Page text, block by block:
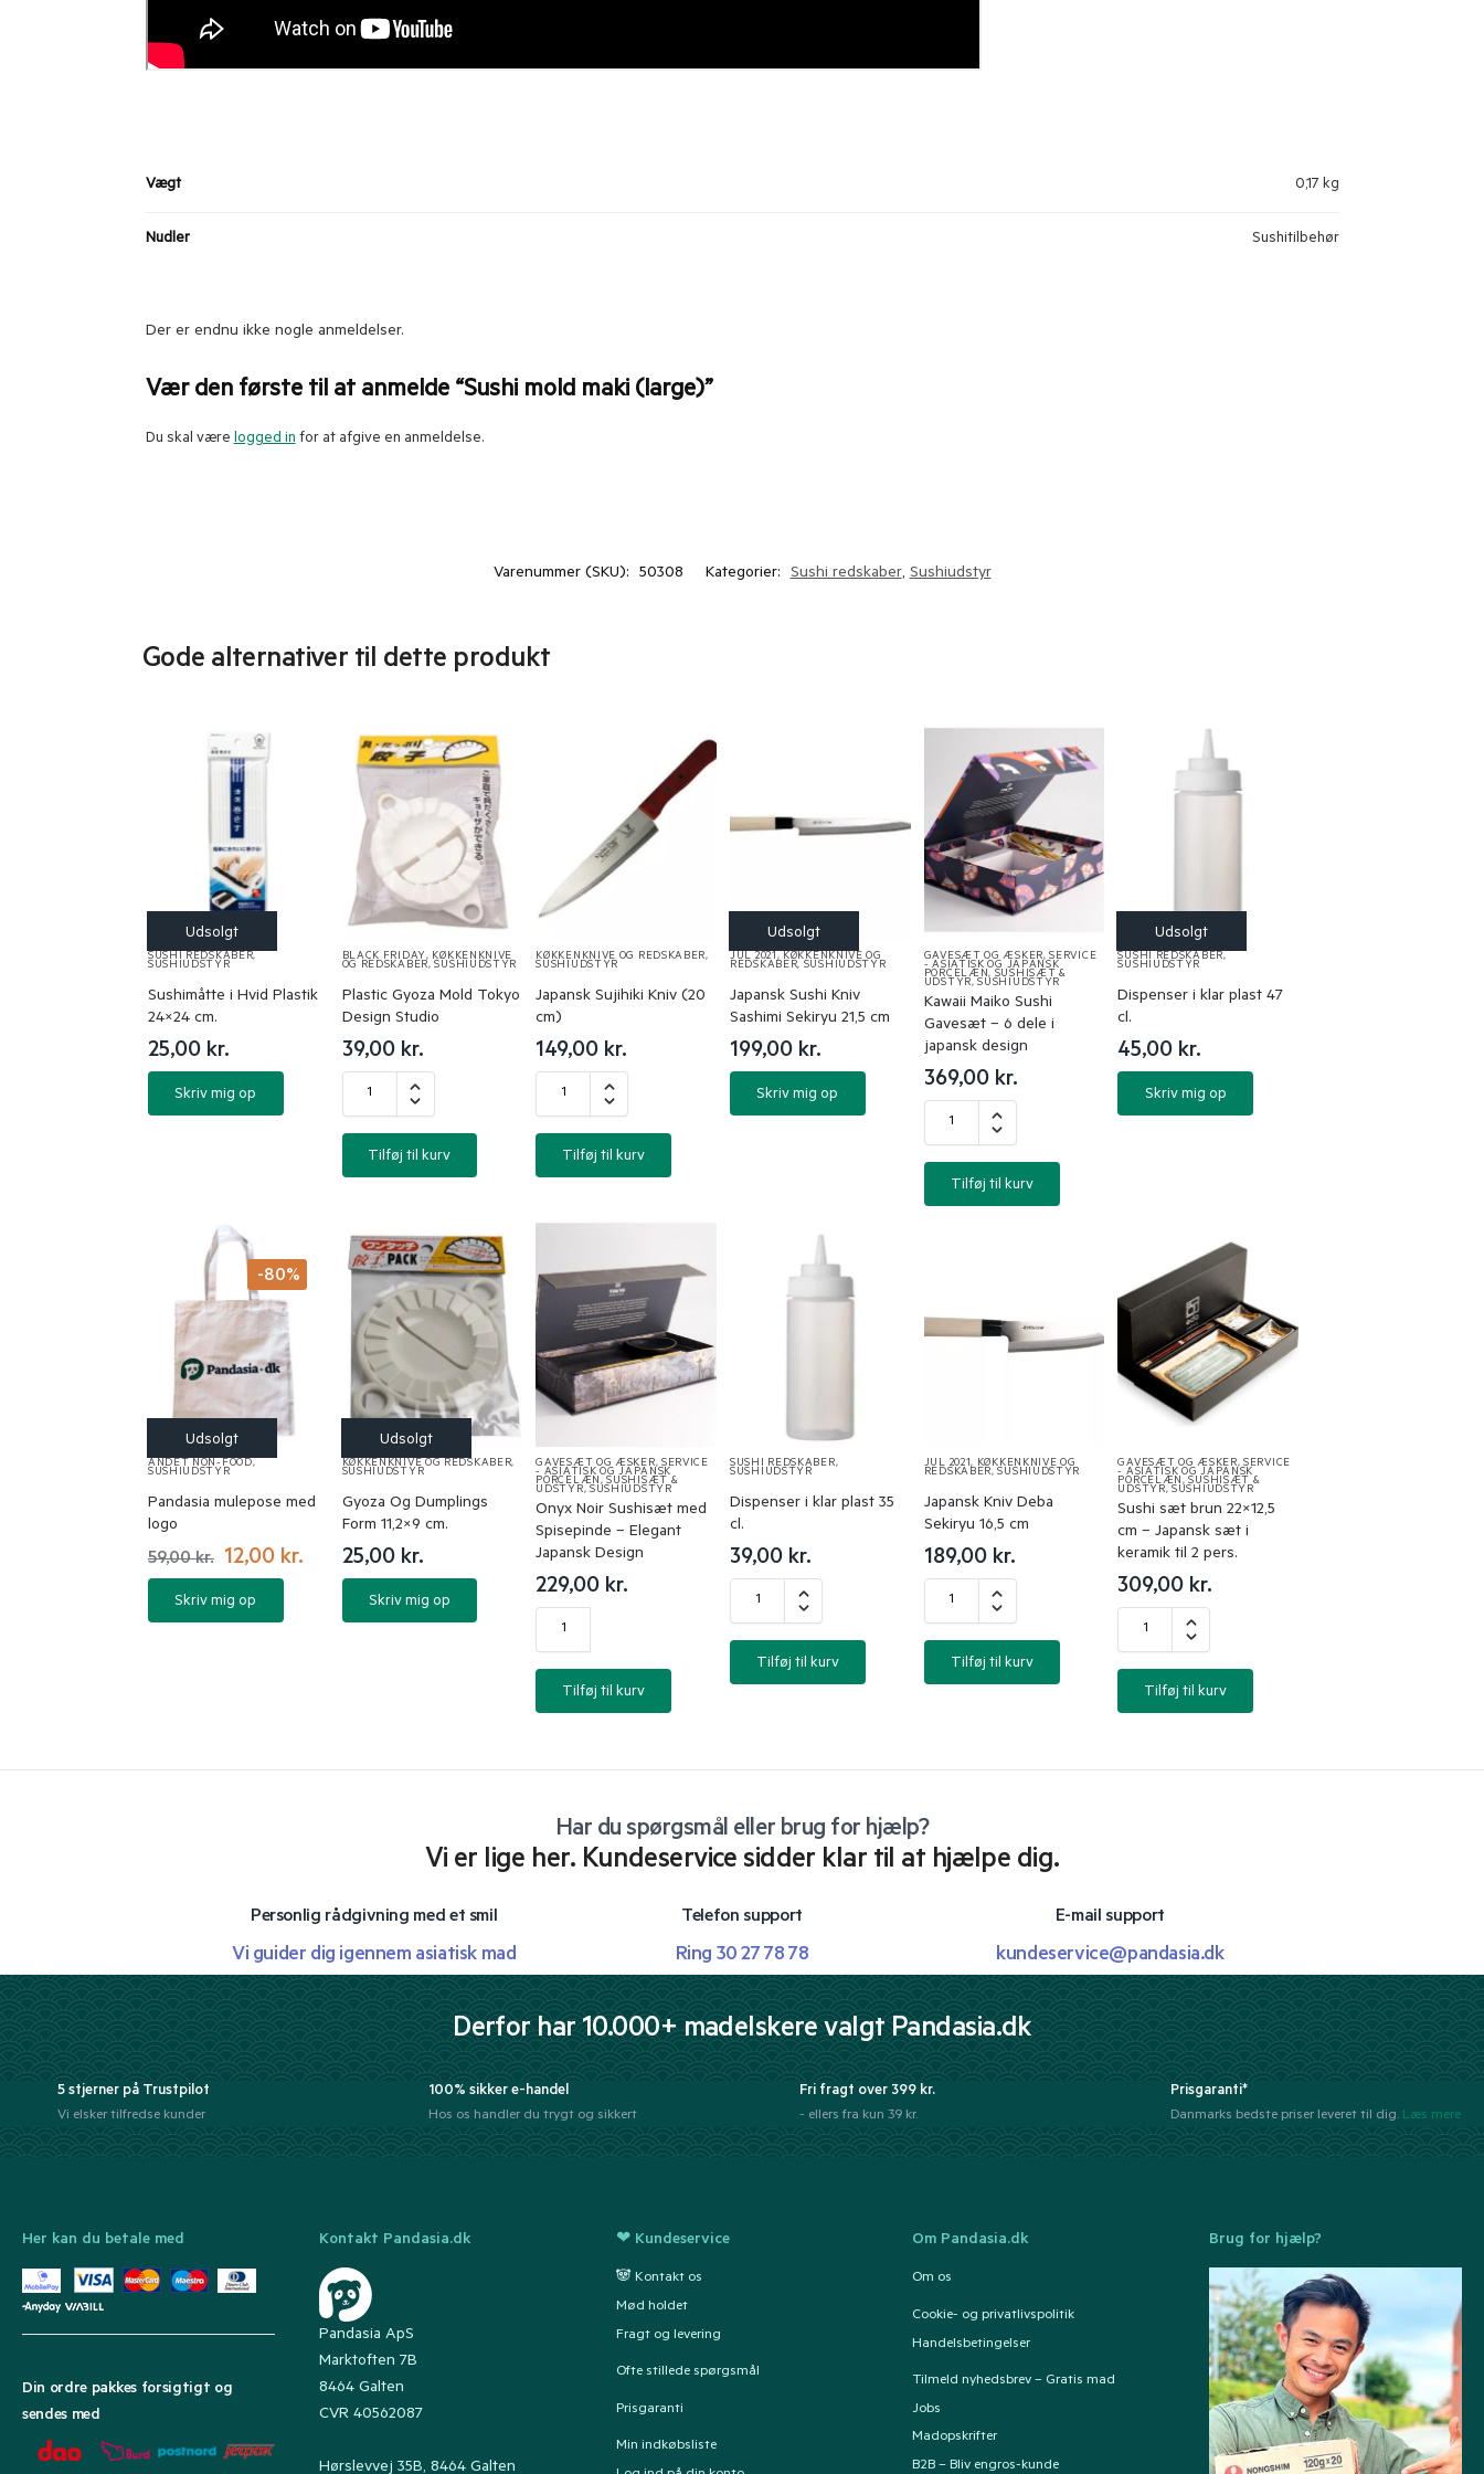
Vægt 0,17 kg
Nudler Sushitilbehør
Der er endnu ikke nogle anmeldelser.
Vær den første til at anmelde “Sushi mold maki (large)”
Du skal være logged in for at afgive en anmeldelse.
Varenummer (SKU): 50308 Kategorier: Sushi redskaber,Sushiudstyr
Gode alternativer til dette produkt
SUSHI REDSKABER,
SUSHIUDSTYR
Sushimåtte i Hvid Plastik
24×24 cm.
25,00 kr.
Skriv mig op
BLACK FRIDAY, KØKKENKNIVE
OG REDSKABER,SUSHIUDSTYR
Plastic Gyoza Mold Tokyo
Design Studio
39,00 kr.
Tilføj til kurv
KØKKENKNIVE OG REDSKABER,
SUSHIUDSTYR
Japansk Sujihiki Kniv (20
cm)
149,00 kr.
Tilføj til kurv
JUL 2021,KØKKENKNIVE OG
REDSKABER, SUSHIUDSTYR
Japansk Sushi Kniv
Sashimi Sekiryu 21,5 cm
199,00 kr.
Skriv mig op
GAVESÆT OG ÆSKER,SERVICE
- ASIATISK OG JAPANSK
PORCELÆN,SUSHISÆT &
UDSTYR,SUSHIUDSTYR
Kawaii Maiko Sushi
Gavesæt – 6 dele i
japansk design
369,00 kr.
Tilføj til kurv
SUSHI REDSKABER,
SUSHIUDSTYR
Dispenser i klar plast 47
cl.
45,00 kr.
Skriv mig op
-80%
ANDET NON-FOOD,
SUSHIUDSTYR
Pandasia mulepose med
logo
59,00kr. 12,00 kr.
Skriv mig op
KØKKENKNIVE OG REDSKABER,
SUSHIUDSTYR
Gyoza Og Dumplings
Form 11,2×9 cm.
25,00 kr.
Skriv mig op
GAVESÆT OG ÆSKER,SERVICE
- ASIATISK OG JAPANSK
PORCELÆN,SUSHISÆT &
UDSTYR, SUSHIUDSTYR
Onyx Noir Sushisæt med
Spisepinde – Elegant
Japansk Design
229,00 kr.
Tilføj til kurv
SUSHI REDSKABER,
SUSHIUDSTYR
Dispenser i klar plast 35
cl.
39,00 kr.
Tilføj til kurv
JUL 2021,KØKKENKNIVE OG
REDSKABER,SUSHIUDSTYR
Japansk Kniv Deba
Sekiryu 16,5 cm
189,00 kr.
Tilføj til kurv
GAVESÆT OG ÆSKER,SERVICE
- ASIATISK OG JAPANSK
PORCELÆN,SUSHISÆT &
UDSTYR,SUSHIUDSTYR
Sushi sæt brun 22×12,5
cm – Japansk sæt i
keramik til 2 pers.
309,00 kr.
Tilføj til kurv
Har du spørgsmål eller brug for hjælp?
Vi er lige her. Kundeservice sidder klar til at hjælpe dig.
Personlig rådgivning med et smil
Vi guider dig igennem asiatisk mad
Telefon support
Ring 30 27 78 78
E-mail support
kundeservice@pandasia.dk
Derfor har 10.000+ madelskere valgt Pandasia.dk
5 stjerner på Trustpilot
Vi elsker tilfredse kunder
100% sikker e-handel
Hos os handler du trygt og sikkert
Fri fragt over 399 kr.
- ellers fra kun 39 kr.
Prisgaranti*
Danmarks bedste priser leveret til dig. Læs mere
Her kan du betale med
Din ordre pakkes forsigtigt og
sendes med
Kontakt Pandasia.dk
Pandasia ApS
Marktoften 7B
8464 Galten
CVR 40562087
Hørslevvej 35B, 8464 Galten
❤ Kundeservice
🐼 Kontakt os
Mød holdet
Fragt og levering
Ofte stillede spørgsmål
Prisgaranti
Min indkøbsliste
Om Pandasia.dk
Om os
Cookie- og privatlivspolitik
Handelsbetingelser
Tilmeld nyhedsbrev – Gratis mad
Jobs
Madopskrifter
B2B – Bliv engros-kunde
Brug for hjælp?